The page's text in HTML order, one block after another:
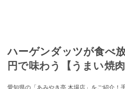
ハーゲンダッツが食べ
円で味わう【うまい焼
愛知県の「あみやき亭 木場店」をご紹介！